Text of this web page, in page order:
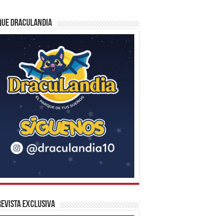
Draculandia
Exclusiva